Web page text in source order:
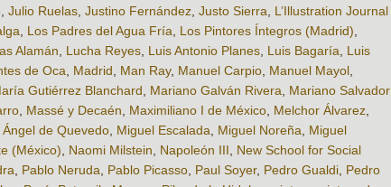
, Julio Ruelas, Justino Fernández, Justo Sierra, L’Illustration Journal
, Los Padres del Agua Fría, Los Pintores Íntegros (Madrid),
Alamán, Lucha Reyes, Luis Antonio Planes, Luis Bagaría, Luis
de Oca, Madrid, Man Ray, Manuel Carpio, Manuel Mayol,
Gutiérrez Blanchard, Mariano Galván Rivera, Mariano Salvador
, Massé y Decaén, Maximiliano I de México, Melchor Álvarez,
Ángel de Quevedo, Miguel Escalada, Miguel Noreña, Miguel
(México), Naomi Milstein, Napoleón III, New School for Social
, Pablo Neruda, Pablo Picasso, Paul Soyer, Pedro Gualdi, Pedro